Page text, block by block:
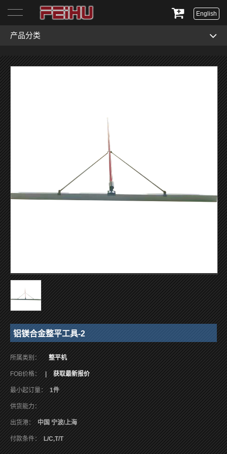
English
产品分类
铝镁合金整平工具-2
所属类别： 整平机
FOB价格： | 获取最新报价
最小起订量： 1件
供货能力：
出货港： 中国 宁波/上海
付款条件： L/C,T/T
首页
关于我们